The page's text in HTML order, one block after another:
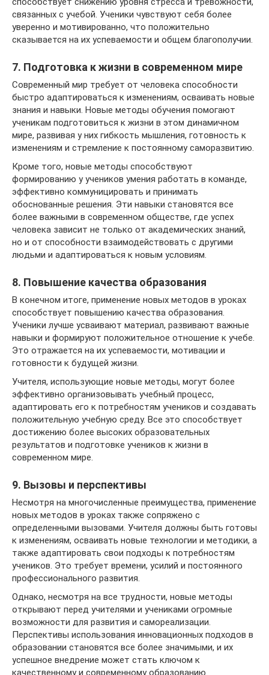
связанных с учебой. Ученики чувствуют себя более
уверенно и мотивированно, что положительно
сказывается на их успеваемости и общем благополучии.
7. Подготовка к жизни в современном мире
Современный мир требует от человека способности
быстро адаптироваться к изменениям, осваивать новые
знания и навыки. Новые методы обучения помогают
ученикам подготовиться к жизни в этом динамичном
мире, развивая у них гибкость мышления, готовность к
изменениям и стремление к постоянному саморазвитию.
Кроме того, новые методы способствуют
формированию у учеников умения работать в команде,
эффективно коммуницировать и принимать
обоснованные решения. Эти навыки становятся все
более важными в современном обществе, где успех
человека зависит не только от академических знаний,
но и от способности взаимодействовать с другими
людьми и адаптироваться к новым условиям.
8. Повышение качества образования
В конечном итоге, применение новых методов в уроках
способствует повышению качества образования.
Ученики лучше усваивают материал, развивают важные
навыки и формируют положительное отношение к учебе.
Это отражается на их успеваемости, мотивации и
готовности к будущей жизни.
Учителя, использующие новые методы, могут более
эффективно организовывать учебный процесс,
адаптировать его к потребностям учеников и создавать
положительную учебную среду. Все это способствует
достижению более высоких образовательных
результатов и подготовке учеников к жизни в
современном мире.
9. Вызовы и перспективы
Несмотря на многочисленные преимущества, применение
новых методов в уроках также сопряжено с
определенными вызовами. Учителя должны быть готовы
к изменениям, осваивать новые технологии и методики, а
также адаптировать свои подходы к потребностям
учеников. Это требует времени, усилий и постоянного
профессионального развития.
Однако, несмотря на все трудности, новые методы
открывают перед учителями и учениками огромные
возможности для развития и самореализации.
Перспективы использования инновационных подходов в
образовании становятся все более значимыми, и их
успешное внедрение может стать ключом к
качественному и современному образованию.